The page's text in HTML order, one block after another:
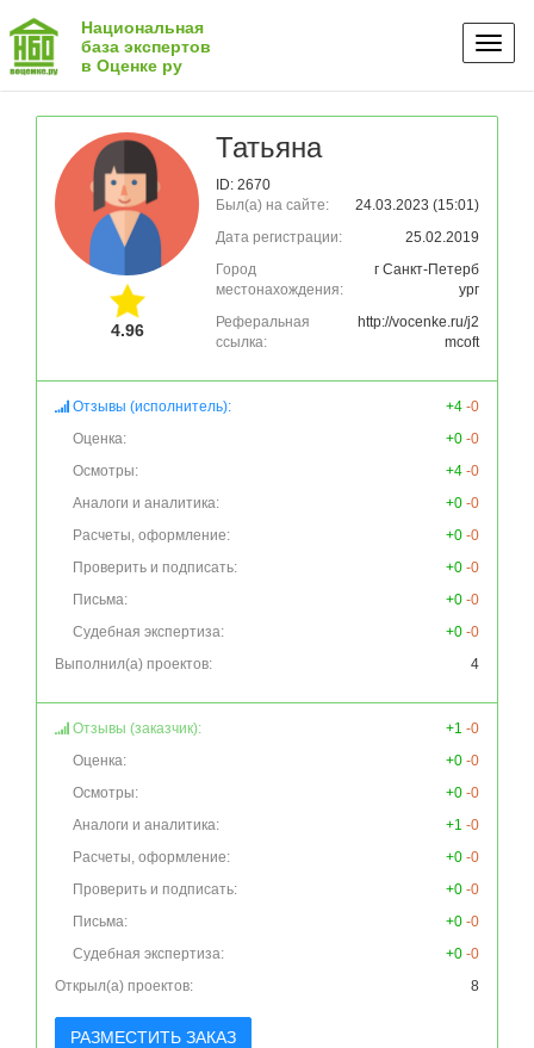
Национальная
база экспертов
в Оценке ру
4.96
Татьяна
ID: 2670
Был(а) на сайте:
24.03.2023 (15:01)
Дата регистрации:
25.02.2019
Город
местонахождения:
г Санкт-Петерб
ург
Реферальная
ссылка:
http://vocenke.ru/j2
mcoft
Отзывы (исполнитель): +4 -0
Оценка:
+0 -0
Осмотры:
+4 -0
Аналоги и аналитика:
+0 -0
Расчеты, оформление:
+0 -0
Проверить и подписать:
+0 -0
Письма:
+0 -0
Судебная экспертиза:
+0 -0
Выполнил(а) проектов:
4
Отзывы (заказчик): +1 -0
Оценка:
+0 -0
Осмотры:
+0 -0
Аналоги и аналитика:
+1 -0
Расчеты, оформление:
+0 -0
Проверить и подписать:
+0 -0
Письма:
+0 -0
Судебная экспертиза:
+0 -0
Открыл(а) проектов:
8
РАЗМЕСТИТЬ ЗАКАЗ